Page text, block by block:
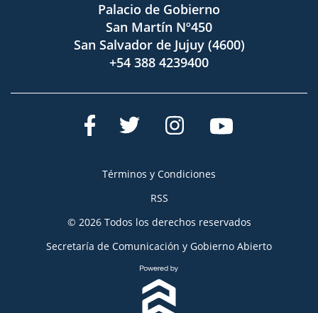
Palacio de Gobierno
San Martín Nº450
San Salvador de Jujuy (4600)
+54 388 4239400
Términos y Condiciones
RSS
© 2026 Todos los derechos reservados
Secretaría de Comunicación y Gobierno Abierto